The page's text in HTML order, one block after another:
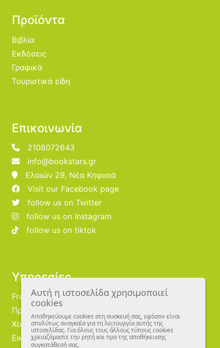
Προϊόντα
Βιβλία
Εκδόσεις
Γραφικά
Τουριστικά είδη
Επικοινωνία
2108072643
info@bookstars.gr
Ελαιών 29, Νέα Κηφισιά
Visit our Facebook page
follow us on Twitter
follow us on Instagram
follow us on tiktok
Υπηρεσίες
Free Publishing
Προμηθευτές
Χονδρική
Εικονογράφοι
Αυτή η ιστοσελίδα χρησιμοποιεί
cookies
Αποθηκεύουμε cookies στη συσκευή σας, εφόσον είναι
απολύτως αναγκαία για τη λειτουργία αυτής της
ιστοσελίδας. Για όλους τους άλλους τύπους cookies
χρειαζόμαστε την ρητή και προ της αποθήκευσης
συγκατάθεσή σας.